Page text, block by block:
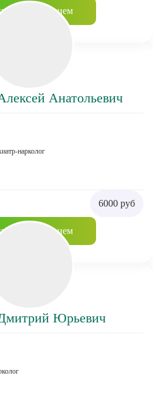
на прием
Анатольевич
нарколог
6000 руб
на прием
Юрьевич